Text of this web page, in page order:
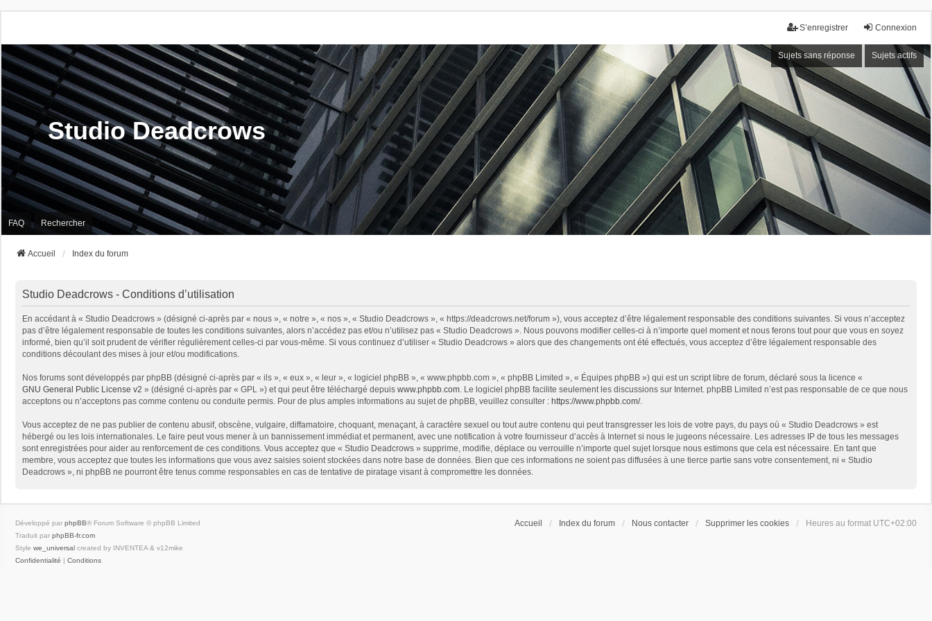
Connexion
S’enregistrer
Sujets sans réponse Sujets actifs
Studio Deadcrows
FAQ Rechercher
Accueil Index du forum
Studio Deadcrows - Conditions d’utilisation
En accédant à « Studio Deadcrows » (désigné ci-après par « nous », « notre », « nos », « Studio Deadcrows », « https://deadcrows.net/forum »), vous acceptez d’être légalement responsable des conditions suivantes. Si vous n’acceptez
pas d’être légalement responsable de toutes les conditions suivantes, alors n’accédez pas et/ou n’utilisez pas « Studio Deadcrows ». Nous pouvons modifier celles-ci à n’importe quel moment et nous ferons tout pour que vous en soyez
informé, bien qu’il soit prudent de vérifier régulièrement celles-ci par vous-même. Si vous continuez d’utiliser « Studio Deadcrows » alors que des changements ont été effectués, vous acceptez d’être légalement responsable des
conditions découlant des mises à jour et/ou modifications.
Nos forums sont développés par phpBB (désigné ci-après par « ils », « eux », « leur », « logiciel phpBB », « www.phpbb.com », « phpBB Limited », « Équipes phpBB ») qui est un script libre de forum, déclaré sous la licence «
GNU General Public License v2 » (désigné ci-après par « GPL ») et qui peut être téléchargé depuis www.phpbb.com. Le logiciel phpBB facilite seulement les discussions sur Internet. phpBB Limited n’est pas responsable de ce que nous
acceptons ou n’acceptons pas comme contenu ou conduite permis. Pour de plus amples informations au sujet de phpBB, veuillez consulter : https://www.phpbb.com/.
Vous acceptez de ne pas publier de contenu abusif, obscène, vulgaire, diffamatoire, choquant, menaçant, à caractère sexuel ou tout autre contenu qui peut transgresser les lois de votre pays, du pays où « Studio Deadcrows » est
hébergé ou les lois internationales. Le faire peut vous mener à un bannissement immédiat et permanent, avec une notification à votre fournisseur d’accès à Internet si nous le jugeons nécessaire. Les adresses IP de tous les messages
sont enregistrées pour aider au renforcement de ces conditions. Vous acceptez que « Studio Deadcrows » supprime, modifie, déplace ou verrouille n’importe quel sujet lorsque nous estimons que cela est nécessaire. En tant que
membre, vous acceptez que toutes les informations que vous avez saisies soient stockées dans notre base de données. Bien que ces informations ne soient pas diffusées à une tierce partie sans votre consentement, ni « Studio
Deadcrows », ni phpBB ne pourront être tenus comme responsables en cas de tentative de piratage visant à compromettre les données.
Accueil Index du forum Nous contacter Supprimer les cookies Heures au format UTC+02:00
Développé par phpBB® Forum Software © phpBB Limited
Traduit par phpBB-fr.com
Style we_universal created by INVENTEA & v12mike
Confidentialité | Conditions